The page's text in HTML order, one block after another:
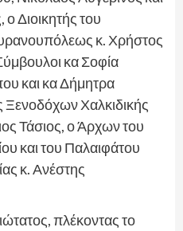
Διοικητής του
κ. Χρήστος
κα Σοφία
και κα Δήμητρα
Χαλκιδικής
Τάσιος, ο Άρχων του
και του Παλαιφάτου
κ. Ανέστης
πλέκοντας το